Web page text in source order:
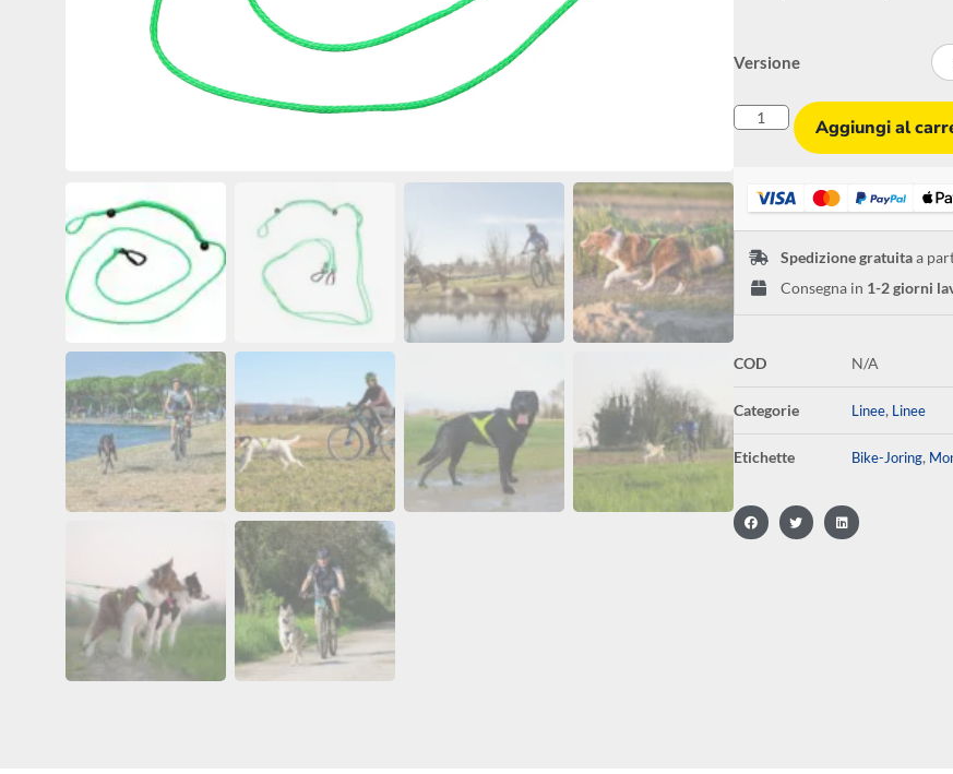
Versione
Aggiungi al
Spedizione gratuitaa
Consegna in 1-2 giorni
COD N/A
Categorie Linee, Linee
Etichette Bike-Joring,